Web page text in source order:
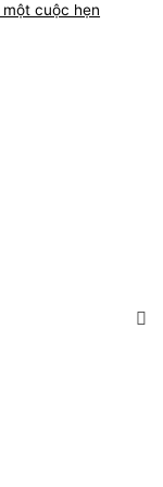
một cuộc hẹn